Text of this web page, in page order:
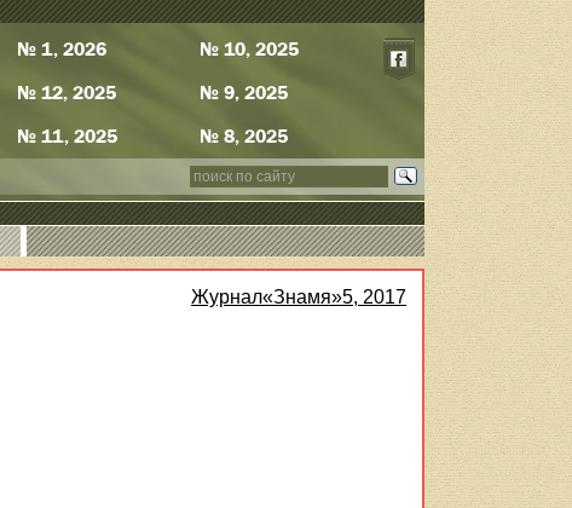
№ 1, 2026
№ 12, 2025
№ 11, 2025
№ 10, 2025
№ 9, 2025
№ 8, 2025
Журнал«Знамя»5, 2017